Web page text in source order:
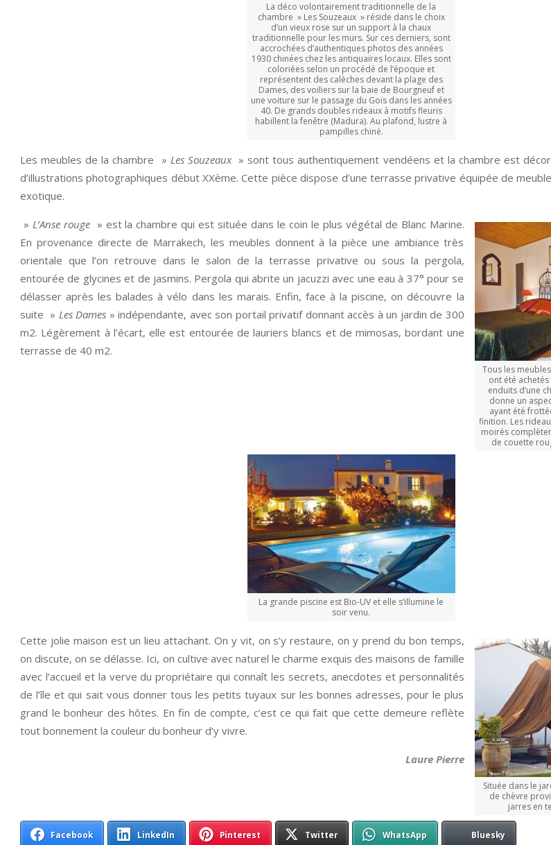
La déco volontairement traditionnelle de la
chambre » Les Souzeaux » réside dans le choix
d’un vieux rose sur un support à la chaux
traditionnelle pour les murs. Sur ces derniers, sont
accrochées d’authentiques photos des années
1930 chinées chez les antiquaires locaux. Elles sont
coloriées selon un procédé de l’époque et
représentent des calèches devant la plage des
Dames, des voiliers sur la baie de Bourgneuf et
une voiture sur le passage du Gois dans les années
40. De grands doubles rideaux à motifs fleuris
habillent la fenêtre (Madura). Au plafond, lustre à
pampilles chiné.
Les meubles de la chambre » Les Souzeaux» sont tous authentiquement vendéens et la chambre est
d’illustrations photographiques début XXème. Cette pièce dispose d’une terrasse privative équipée de
exotique.
Tous les
ont été
enduits d’une
donne un
ayant été
finition. Les
moirés
de couette
» L’Anse rouge» est la chambre qui est située dans le coin le plus végétal de Blanc Marine.
En provenance directe de Marrakech, les meubles donnent à la pièce une ambiance très
orientale que l’on retrouve dans le salon de la terrasse privative ou sous la pergola,
entourée de glycines et de jasmins. Pergola qui abrite un jacuzzi avec une eau à 37° pour se
délasser après les balades à vélo dans les marais. Enfin, face à la piscine, on découvre la
suite » Les Dames » indépendante, avec son portail privatif donnant accès à un jardin de 300
m2. Légèrement à l’écart, elle est entourée de lauriers blancs et de mimosas, bordant une
terrasse de 40 m2.
La grande piscine est Bio-UV et elle s’illumine le
soir venu.
Située dans le
de chèvre
jarres en
Cette jolie maison est un lieu attachant. On y vit, on s’y restaure, on y prend du bon temps,
on discute, on se délasse. Ici, on cultive avec naturel le charme exquis des maisons de famille
avec l’accueil et la verve du propriétaire qui connaît les secrets, anecdotes et personnalités
de l’île et qui sait vous donner tous les petits tuyaux sur les bonnes adresses, pour le plus
grand le bonheur des hôtes. En fin de compte, c’est ce qui fait que cette demeure reflète
tout bonnement la couleur du bonheur d’y vivre.
Laure Pierre
Facebook LinkedIn Pinterest Twitter WhatsApp Bluesky